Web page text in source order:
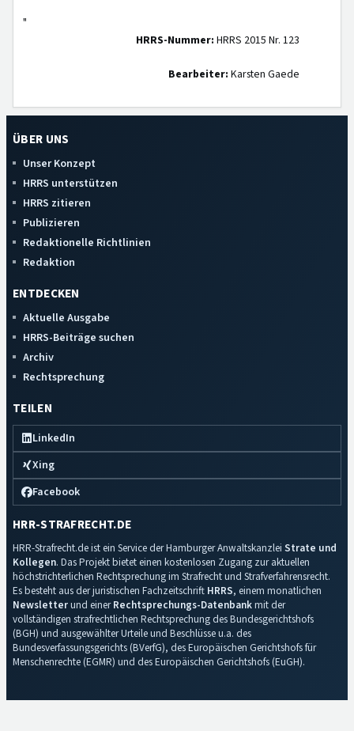
"
HRRS-Nummer: HRRS 2015 Nr. 123
Bearbeiter: Karsten Gaede
ÜBER UNS
Unser Konzept
HRRS unterstützen
HRRS zitieren
Publizieren
Redaktionelle Richtlinien
Redaktion
ENTDECKEN
Aktuelle Ausgabe
HRRS-Beiträge suchen
Archiv
Rechtsprechung
TEILEN
LinkedIn
Xing
Facebook
HRR-STRAFRECHT.DE
HRR-Strafrecht.de ist ein Service der Hamburger Anwaltskanzlei Strate und
Kollegen. Das Projekt bietet einen kostenlosen Zugang zur aktuellen
höchstrichterlichen Rechtsprechung im Strafrecht und Strafverfahrensrecht.
Es besteht aus der juristischen Fachzeitschrift HRRS, einem monatlichen
Newsletterund einerRechtsprechungs-Datenbankmit der
vollständigen strafrechtlichen Rechtsprechung des Bundesgerichtshofs
(BGH) und ausgewählter Urteile und Beschlüsse u.a. des
Bundesverfassungsgerichts (BVerfG), des Europäischen Gerichtshofs für
Menschenrechte (EGMR) und des Europäischen Gerichtshofs (EuGH).